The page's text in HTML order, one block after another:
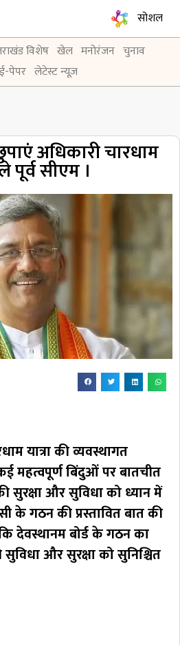
सोशल
विशेष खेल मनोरंजन चुनाव
ई-पेपर लेटेस्ट न्यूज़
अधिकारी चारधाम
पूर्व सीएम ।
यात्रा की व्यवस्थागत
महत्वपूर्ण बिंदुओं पर बातचीत
सुरक्षा और सुविधा को ध्यान में
के गठन की प्रस्तावित बात की
देवस्थानम बोर्ड के गठन का
सुविधा और सुरक्षा को सुनिश्चित